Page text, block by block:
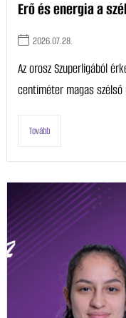
Erő és energia a
2026.07.28.
Az orosz Szuperligából
centiméter magas
Tovább